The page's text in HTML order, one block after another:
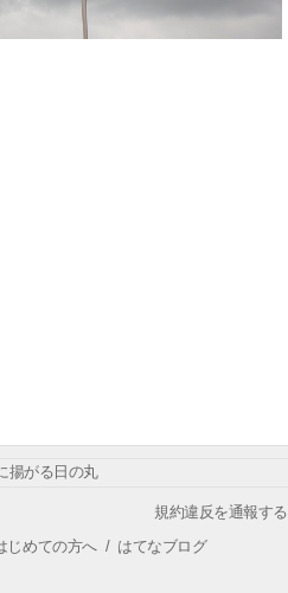
がる日の丸
規約違反を通報する
じめての方へ/ はてなブログ